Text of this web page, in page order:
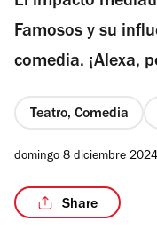
estrellas
Famosos y su
comedia. ¡Alexa,
Teatro, Comedia
domingo 8 diciembre 2024
Share